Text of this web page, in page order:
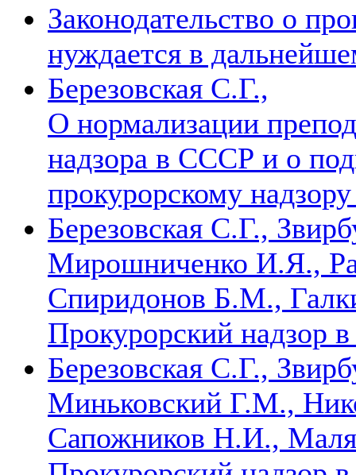
Законодательство о
нуждается в
Березовская С.Г.,
О нормализации
надзора в СССР и о
прокурорскому
Березовская С.Г.,
Мирошниченко И.Я.,
Спиридонов Б.М.,
Прокурорский надзор
Березовская С.Г.,
Миньковский Г.М.,
Сапожников Н.И.,